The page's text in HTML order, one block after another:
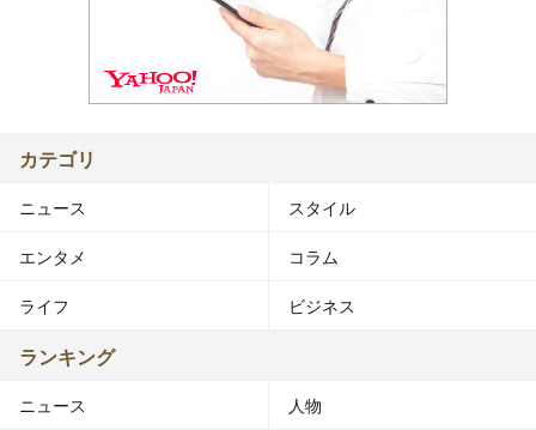
カテゴリ
ニュース スタイル
エンタメ コラム
ライフ ビジネス
ランキング
ニュース 人物